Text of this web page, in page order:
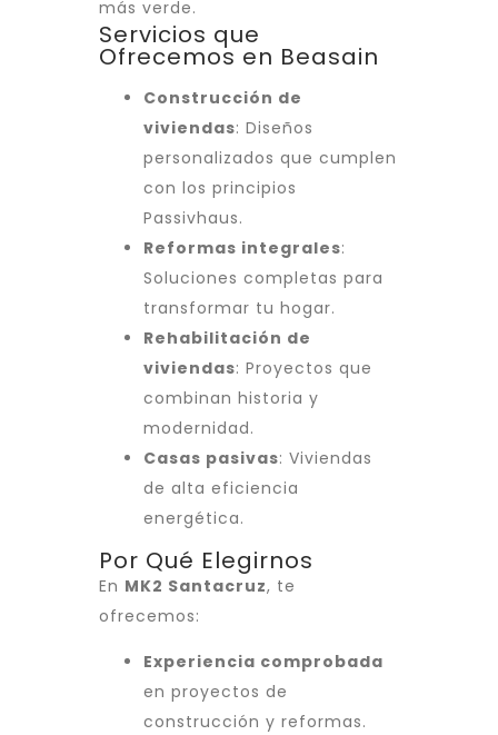
más verde.
Servicios que
Ofrecemos en Beasain
Construcción de
viviendas: Diseños
personalizados que cumplen
con los principios
Passivhaus.
Reformas integrales:
Soluciones completas para
transformar tu hogar.
Rehabilitación de
viviendas: Proyectos que
combinan historia y
modernidad.
Casas pasivas: Viviendas
de alta eficiencia
energética.
Por Qué Elegirnos
En MK2 Santacruz, te
ofrecemos:
Experiencia comprobada
en proyectos de
construcción y reformas.